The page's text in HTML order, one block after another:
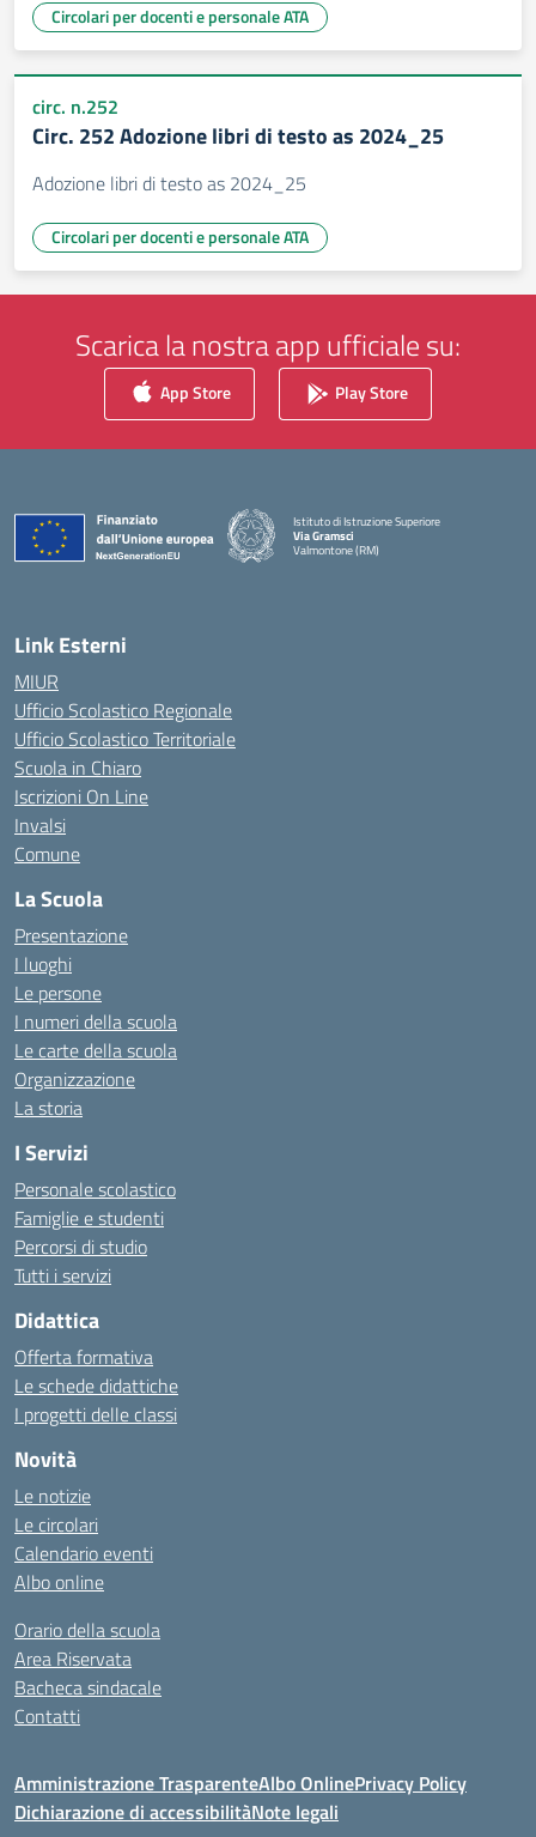
Circolari per docenti e personale ATA
circ. n.252
Circ. 252 Adozione libri di testo as 2024_25
Adozione libri di testo as 2024_25
Circolari per docenti e personale ATA
Scarica la nostra app ufficiale su:
App Store Play Store
Istituto di Istruzione Superiore
Via Gramsci
Valmontone (RM)
Link Esterni
MIUR
Ufficio Scolastico Regionale
Ufficio Scolastico Territoriale
Scuola in Chiaro
Iscrizioni On Line
Invalsi
Comune
La Scuola
Presentazione
I luoghi
Le persone
I numeri della scuola
Le carte della scuola
Organizzazione
La storia
I Servizi
Personale scolastico
Famiglie e studenti
Percorsi di studio
Tutti i servizi
Didattica
Offerta formativa
Le schede didattiche
I progetti delle classi
Novità
Le notizie
Le circolari
Calendario eventi
Albo online
Orario della scuola
Area Riservata
Bacheca sindacale
Contatti
Amministrazione TrasparenteAlbo OnlinePrivacy Policy
Dichiarazione di accessibilitàNote legali